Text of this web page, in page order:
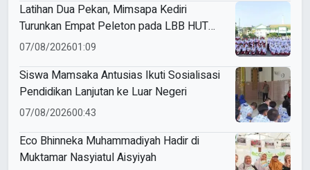
Latihan Dua Pekan, Mimsapa Kediri
Turunkan Empat Peleton pada LBB HUT
Ke-81 RI Kecamatan Pare
07/08/202601:09
Siswa Mamsaka Antusias Ikuti Sosialisasi
Pendidikan Lanjutan ke Luar Negeri
07/08/202600:43
Eco Bhinneka Muhammadiyah Hadir di
Muktamar Nasyiatul Aisyiyah